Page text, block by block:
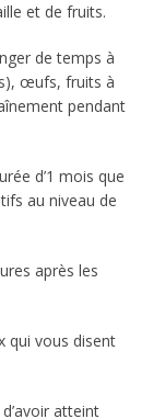
et de fruits.
de temps à
œufs, fruits à
pendant
d’1 mois que
au niveau de
après les
qui vous disent
atteint